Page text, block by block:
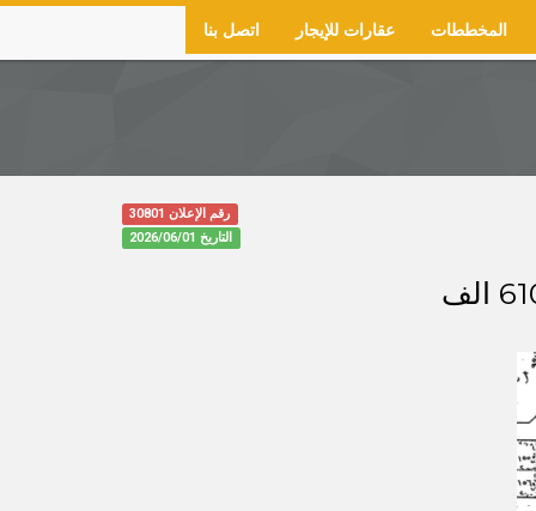
اتصل بنا عقارات للإيجار المخططات
رقم الإعلان 30801
التاريخ 2026/06/01